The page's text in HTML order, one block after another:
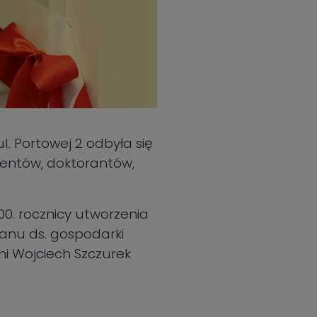
Portowej 2 odbyła się
doktorantów,
rocznicy utworzenia
ds. gospodarki
Wojciech Szczurek